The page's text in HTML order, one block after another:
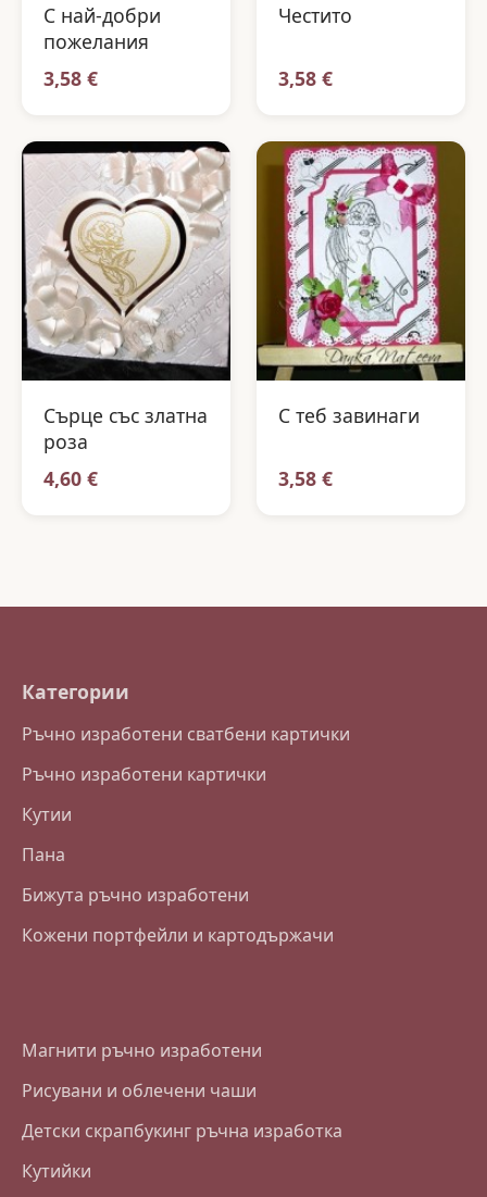
С най-добри
пожелания
3,58 €
Честито
3,58 €
Сърце със златна
роза
4,60 €
С теб завинаги
3,58 €
Категории
Ръчно изработени сватбени картички
Ръчно изработени картички
Кутии
Пана
Бижута ръчно изработени
Кожени портфейли и картодържачи
Магнити ръчно изработени
Рисувани и облечени чаши
Детски скрапбукинг ръчна изработка
Кутийки